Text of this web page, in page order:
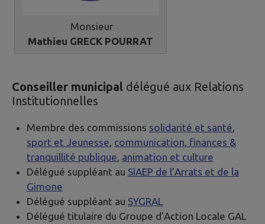
Monsieur
Mathieu GRECK POURRAT
Conseiller municipal délégué aux Relations
Institutionnelles
Membre des commissions solidarité et santé,
sport et Jeunesse, communication, finances &
tranquillité publique, animation et culture
Délégué suppléant au SIAEP de l’Arrats et de la
Gimone
Délégué suppléant au SYGRAL
Délégué titulaire du Groupe d’Action Locale GAL